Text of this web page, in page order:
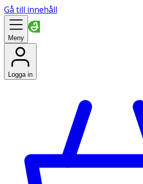
Gå till innehåll
Meny
Logga in